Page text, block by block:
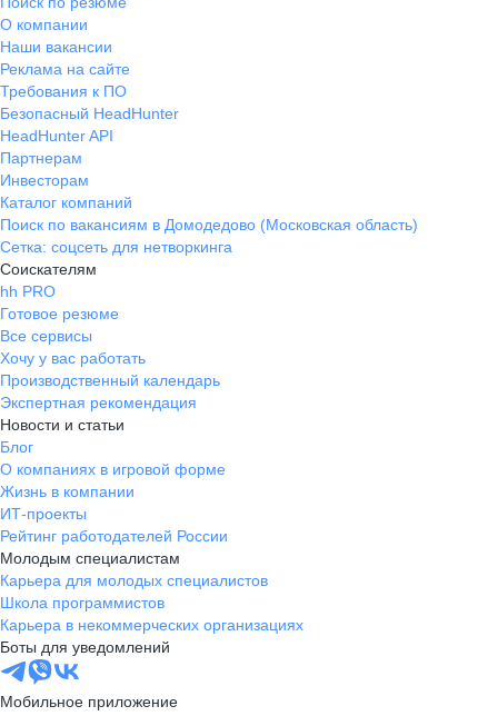
О компании
Наши вакансии
Реклама на сайте
Требования к ПО
Безопасный HeadHunter
HeadHunter API
Партнерам
Инвесторам
Каталог компаний
Поиск по вакансиям в Домодедово (Московская область)
Сетка: соцсеть для нетворкинга
Соискателям
hh PRO
Готовое резюме
Все сервисы
Хочу у вас работать
Производственный календарь
Экспертная рекомендация
Новости и статьи
Блог
О компаниях в игровой форме
Жизнь в компании
ИТ-проекты
Рейтинг работодателей России
Молодым специалистам
Карьера для молодых специалистов
Школа программистов
Карьера в некоммерческих организациях
Боты для уведомлений
Мобильное приложение